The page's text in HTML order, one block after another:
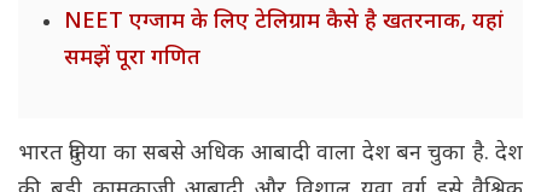
NEET एग्जाम के लिए टेलिग्राम कैसे है खतरनाक, यहां
समझें पूरा गणित
भारत दुनिया का सबसे अधिक आबादी वाला देश बन चुका है. देश